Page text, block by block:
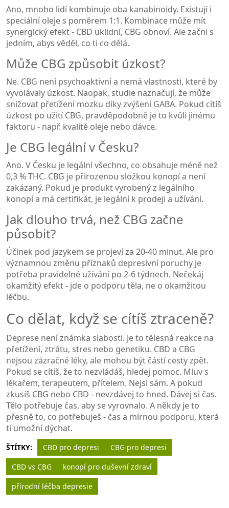
Ano, mnoho lidí kombinuje oba kanabinoidy. Existují i
speciální oleje s poměrem 1:1. Kombinace může mít
synergický efekt - CBD uklidní, CBG obnoví. Ale začni s
jedním, abys věděl, co ti co dělá.
Může CBG způsobit úzkost?
Ne. CBG není psychoaktivní a nemá vlastnosti, které by
vyvolávaly úzkost. Naopak, studie naznačují, že může
snižovat přetížení mozku díky zvýšení GABA. Pokud cítíš
úzkost po užití CBG, pravděpodobně je to kvůli jinému
faktoru - např. kvalitě oleje nebo dávce.
Je CBG legální v Česku?
Ano. V Česku je legální všechno, co obsahuje méně než
0,3 % THC. CBG je přirozenou složkou konopí a není
zakázaný. Pokud je produkt vyrobený z legálního
konopí a má certifikát, je legální k prodeji a užívání.
Jak dlouho trvá, než CBG začne
působit?
Účinek pod jazykem se projeví za 20-40 minut. Ale pro
významnou změnu příznaků depresivní poruchy je
potřeba pravidelné užívání po 2-6 týdnech. Nečekáj
okamžitý efekt - jde o podporu těla, ne o okamžitou
léčbu.
Co dělat, když se cítíš ztraceně?
Deprese není známka slabosti. Je to tělesná reakce na
přetížení, ztrátu, stres nebo genetiku. CBD a CBG
nejsou zázračné léky, ale mohou být částí cesty zpět.
Pokud se cítíš, že to nezvládáš, hledej pomoc. Mluv s
lékařem, terapeutem, přítelem. Nejsi sám. A pokud
zkusíš CBG nebo CBD - nevzdávej to hned. Dávej si čas.
Tělo potřebuje čas, aby se vyrovnalo. A někdy je to
přesně to, co potřebuješ - čas a mírnou podporu, která
ti umožní dýchat.
ŠTÍTKY: CBD pro depresi
CBG pro depresi
CBD vs CBG
konopí pro duševní zdraví
přírodní léčba depresie